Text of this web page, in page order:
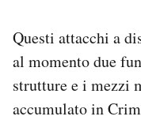
Questi attacchi a
al momento due
strutture e i mezzi
accumulato in